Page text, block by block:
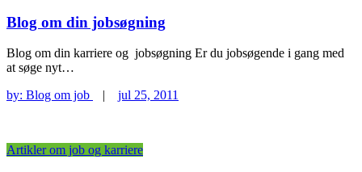
Blog om din jobsøgning
Blog om din karriere og jobsøgning Er du jobsøgende i gang med
at søge nyt…
by: Blog om job | jul 25, 2011
Artikler om job og karriere